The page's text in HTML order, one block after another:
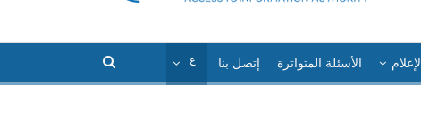
الإعلام الأسئلة المتواترة إتصل بنا